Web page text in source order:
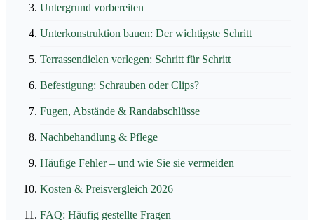
Untergrund vorbereiten
Unterkonstruktion bauen: Der wichtigste Schritt
Terrassendielen verlegen: Schritt für Schritt
Befestigung: Schrauben oder Clips?
Fugen, Abstände & Randabschlüsse
Nachbehandlung & Pflege
Häufige Fehler – und wie Sie sie vermeiden
Kosten & Preisvergleich 2026
FAQ: Häufig gestellte Fragen